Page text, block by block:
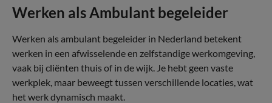
Werken als Ambulant begeleider
Werken als ambulant begeleider in Nederland betekent
werken in een afwisselende en zelfstandige werkomgeving,
vaak bij cliënten thuis of in de wijk. Je hebt geen vaste
werkplek, maar beweegt tussen verschillende locaties, wat
het werk dynamisch maakt.